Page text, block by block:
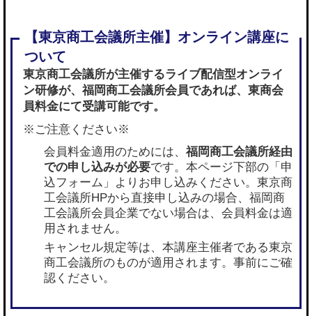
東京商工会議所が主催するライブ配信型オンライ
ン研修が、 福岡商工会議所会員であれば、東商会
員料金にて受講可能です。
※ご注意ください※
会員料金適用のためには、 福岡商工会議所経由
での申し込みが必要です。本ページ下部の「申
込フォーム」よりお申し込みください。東京商
工会議所HPから直接申し込みの場合、福岡商
工会議所会員企業でない場合は、会員料金は適
用されません。
キャンセル規定等は、本講座主催者である東京
商工会議所のものが適用されます。事前にご確
認ください。